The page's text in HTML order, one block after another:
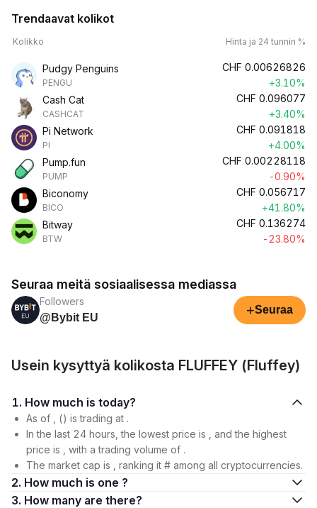
Trendaavat kolikot
Kolikko Hinta ja 24 tunnin %
Pudgy Penguins
PENGU
CHF 0.00626826
+3.10%
Cash Cat
CASHCAT
CHF 0.096077
+3.40%
Pi Network
PI
CHF 0.091818
+4.00%
Pump.fun
PUMP
CHF 0.00228118
-0.90%
Biconomy
BICO
CHF 0.056717
+41.80%
Bitway
BTW
CHF 0.136274
-23.80%
Seuraa meitä sosiaalisessa mediassa
Followers
@Bybit EU
+Seuraa
Usein kysyttyä kolikosta FLUFFEY (Fluffey)
1. How much is today?
As of , () is trading at .
In the last 24 hours, the lowest price is , and the highest
price is , with a trading volume of .
The market cap is , ranking it # among all cryptocurrencies.
2. How much is one ?
3. How many are there?